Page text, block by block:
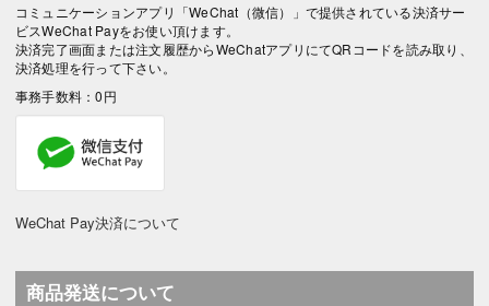
コミュニケーションアプリ「WeChat（微信）」で提供されている決済サー
ビスWeChat Payをお使い頂けます。
決済完了画面または注文履歴からWeChatアプリにてQRコードを読み取り、
決済処理を行って下さい。
事務手数料：0円
WeChat Pay決済について
商品発送について